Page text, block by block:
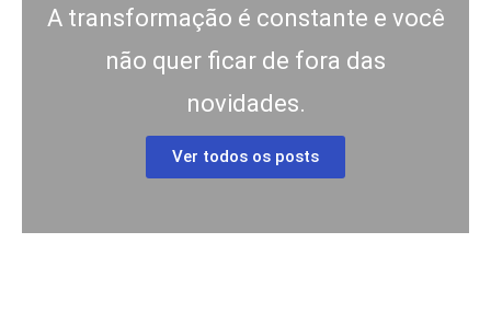
A transformação é constante e você
não quer ficar de fora das
novidades.
Ver todos os posts